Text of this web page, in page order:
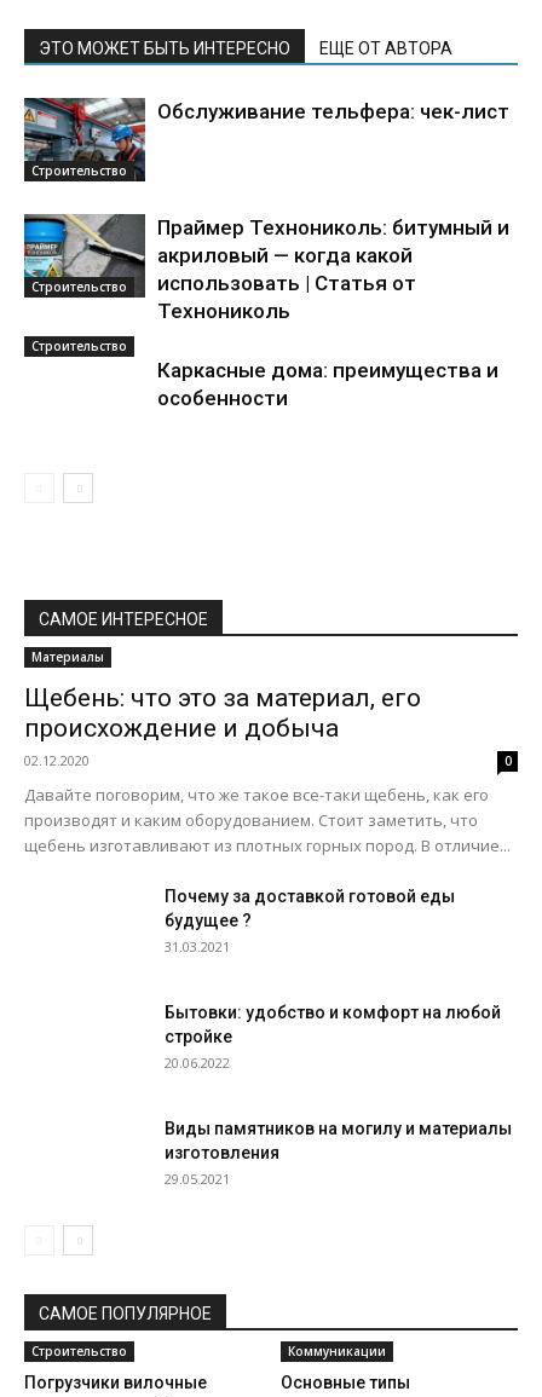
ЭТО МОЖЕТ БЫТЬ ИНТЕРЕСНО ЕЩЕ ОТ АВТОРА
Строительство
Обслуживание тельфера: чек-лист
Строительство
Праймер Технониколь: битумный и
акриловый — когда какой
использовать | Статья от
Технониколь
Строительство
Каркасные дома: преимущества и
особенности
САМОЕ ИНТЕРЕСНОЕ
Материалы
Щебень: что это за материал, его
происхождение и добыча
02.12.2020 0
Давайте поговорим, что же такое все-таки щебень, как его
производят и каким оборудованием. Стоит заметить, что
щебень изготавливают из плотных горных пород. В отличие...
Почему за доставкой готовой еды
будущее ?
31.03.2021
Бытовки: удобство и комфорт на любой
стройке
20.06.2022
Виды памятников на могилу и материалы
изготовления
29.05.2021
САМОЕ ПОПУЛЯРНОЕ
Строительство
Погрузчики вилочные
Коммуникации
Основные типы